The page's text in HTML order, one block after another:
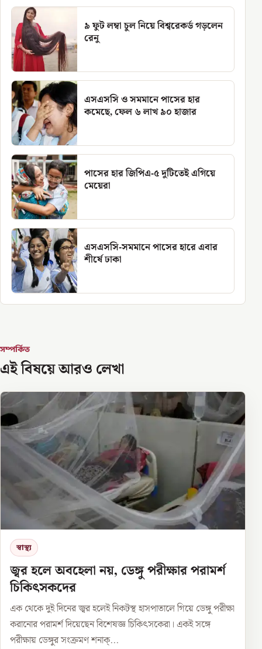
৯ ফুট লম্বা চুল নিয়ে বিশ্বরেকর্ড গড়লেন
রেনু
এসএসসি ও সমমানে পাসের হার
কমেছে, ফেল ৬ লাখ ৯০ হাজার
পাসের হার জিপিএ-৫ দুটিতেই এগিয়ে
মেয়েরা
এসএসসি-সমমানে পাসের হারে এবার
শীর্ষে ঢাকা
সম্পর্কিত
এই বিষয়ে আরও লেখা
স্বাস্থ্য
জ্বর হলে অবহেলা নয়, ডেঙ্গু পরীক্ষার পরামর্শ
চিকিৎসকদের
এক থেকে দুই দিনের জ্বর হলেই নিকটস্থ হাসপাতালে গিয়ে ডেঙ্গু পরীক্ষা
করানোর পরামর্শ দিয়েছেন বিশেষজ্ঞ চিকিৎসকেরা। একই সঙ্গে
পরীক্ষায় ডেঙ্গুর সংক্রমণ শনাক্...